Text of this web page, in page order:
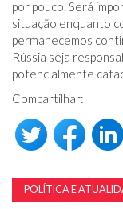
por pouco. Será
situação enquanto
permanecemos
Rússia seja
potencialmente
Compartilhar:
POLÍTICA E